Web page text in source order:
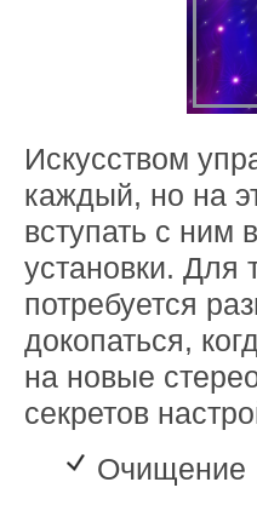
Искусством
каждый, но на
вступать с ним
установки. Для
потребуется
докопаться,
на новые
секретов
Очищение